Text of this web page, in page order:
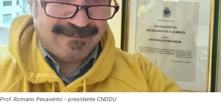
Prof. Romano Pesavento - presidente CNDDU